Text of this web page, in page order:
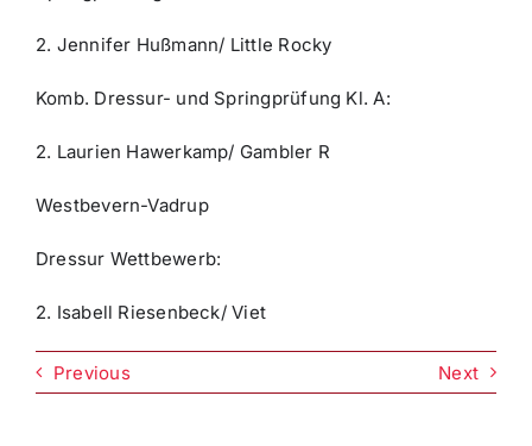
2. Jennifer Hußmann/ Little Rocky
Komb. Dressur- und Springprüfung Kl. A:
2. Laurien Hawerkamp/ Gambler R
Westbevern-Vadrup
Dressur Wettbewerb:
2. Isabell Riesenbeck/ Viet
Previous Next